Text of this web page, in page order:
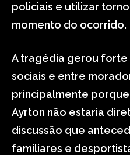
policiais e utilizar
momento do ocorrido.
A tragédia gerou forte
sociais e entre
principalmente
Ayrton não estaria
discussão que
familiares e